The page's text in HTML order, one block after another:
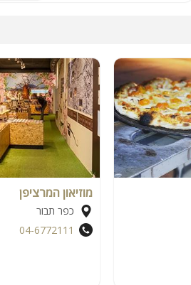
מוזיאון המרציפן
כפר תבור
04-6772111